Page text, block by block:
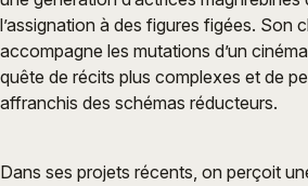
l’assignation à des figures figées. Son
accompagne les mutations d’un
quête de récits plus complexes et de
affranchis des schémas réducteurs.
Dans ses projets récents, on perçoit